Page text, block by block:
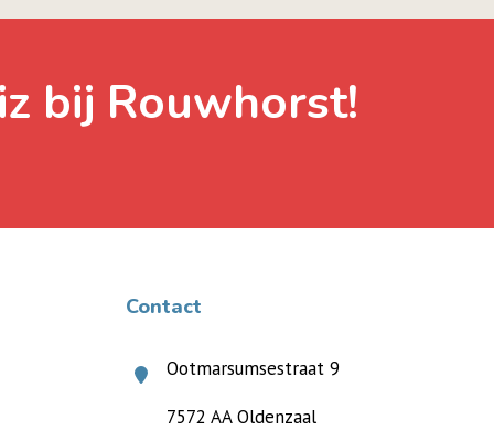
bij Rouwhorst!
Contact
Ootmarsumsestraat 9
7572 AA Oldenzaal